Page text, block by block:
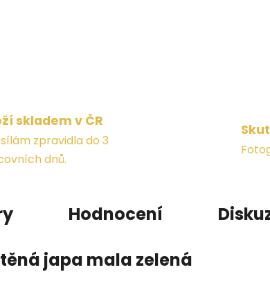
skladem v ČR
zpravidla do 3
dnů.
Hodnocení
japa mala zelená